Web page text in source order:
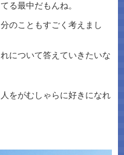
る最中だもんね。
のこともすごく考えまし
について答えていきたいな
をがむしゃらに好きになれ